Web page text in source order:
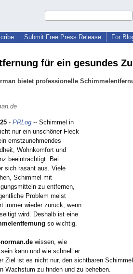
Submit Free Press Release For
für ein gesundes
bietet professionelle
- PRLog -- Schimmel in
nur ein unschöner Fleck
ernstzunehmendes
Wohnkomfort und
beeinträchtigt. Bei
sich rasant aus. Viele
Schimmel mit
zu entfernen,
Problem meist
immer wieder zurück, wenn
wird. Deshalb ist eine
so wichtig.
wissen, wie
kann und wie schnell er
Ziel ist es nicht nur, den sichtbaren
Wachstum zu finden und zu beheben.